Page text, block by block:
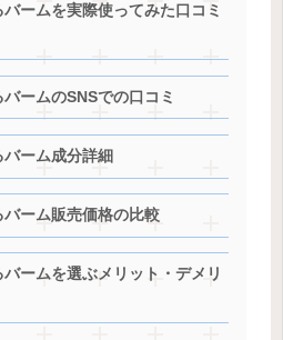
ームを実際使ってみた口コミ
ームのSNSでの口コミ
ーム成分詳細
バーム販売価格の比較
ームを選ぶメリット・デメリ